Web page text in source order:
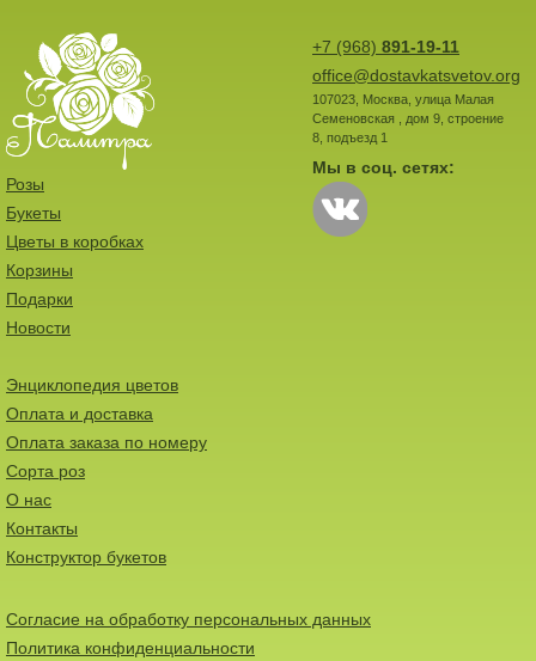
+7 (968) 891-19-11
office@dostavkatsvetov.org
107023, Москва, улица Малая
Семеновская , дом 9, строение
8, подъезд 1
Мы в соц. сетях:
Розы
Букеты
Цветы в коробках
Корзины
Подарки
Новости
Энциклопедия цветов
Оплата и доставка
Оплата заказа по номеру
Сорта роз
О нас
Контакты
Конструктор букетов
Согласие на обработку персональных данных
Политика конфиденциальности